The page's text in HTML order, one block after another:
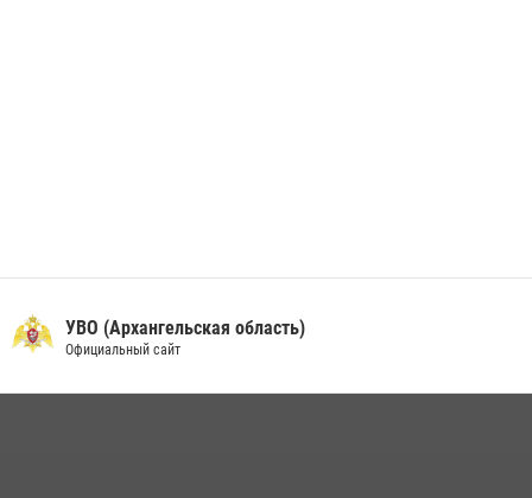
УВО (Архангельская область)
Официальный сайт